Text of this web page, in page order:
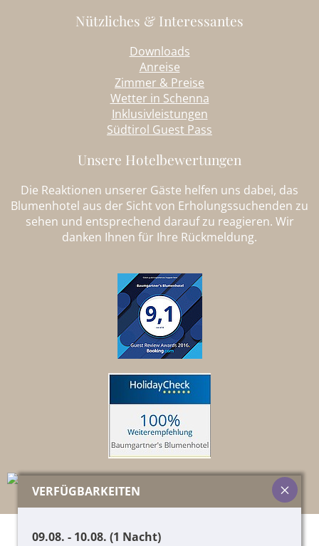
VERFÜGBARKEITEN
09.08. - 10.08. (1 Nacht)
Nützliches & Interessantes
Downloads
Anreise
Zimmer & Preise
Wetter in Schenna
Inklusivleistungen
Südtirol Guest Pass
Unsere Hotelbewertungen
Die Reaktionen unserer Gäste helfen uns dabei, das
Blumenhotel aus der Sicht von Erholungssuchenden zu
sehen und entsprechend darauf zu reagieren. Wir
danken Ihnen für Ihre Rückmeldung.
© 2026 Pircher Helene & Co. KG,